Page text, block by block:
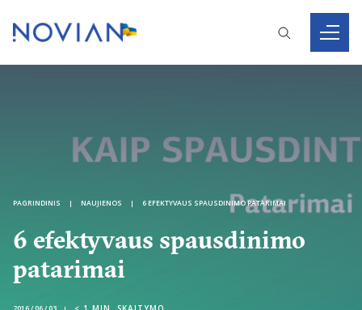
PAGRINDINIS NAUJIENOS 6 EFEKTYVAUS SPAUSDINIMO PATARIMAI
6 efektyvaus spausdinimo
patarimai